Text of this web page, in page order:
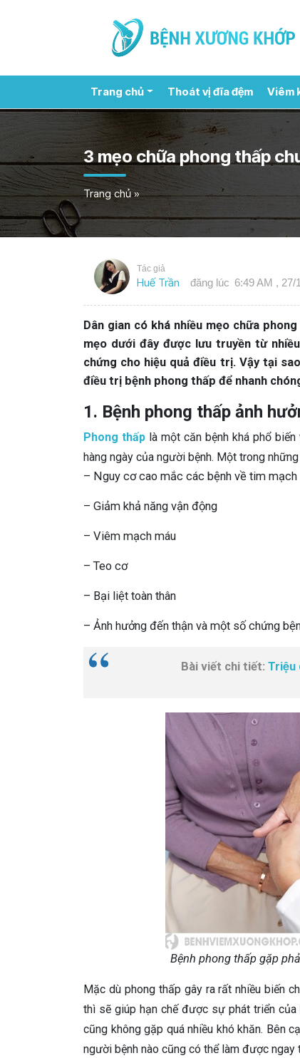
Trang chủ Thoát vị đĩa đệm Viêm
3 mẹo chữa phong thấp
Trang chủ»
Tác giả
Huế Trần đăng lúc 6:49 AM , 27/
Dân gian có khá nhiều mẹo chữa
mẹo dưới đây được lưu truyền từ
chứng cho hiệu quả điều trị. Vậy tại
điều trị bệnh phong thấp để nhanh
1. Bệnh phong thấp ảnh
Phong thấp là một căn bệnh khá phổ
hàng ngày của người bệnh. Một trong
– Nguy cơ cao mắc các bệnh về tim mạch
– Giảm khả năng vận động
– Viêm mạch máu
– Teo cơ
– Bại liệt toàn thân
– Ảnh hưởng đến thận và một số chứng
Bài viết chi tiết: Triệu
Bệnh phong thấp gặp
Mặc dù phong thấp gây ra rất nhiều biến
thì sẽ giúp hạn chế được sự phát triển
cũng không gặp quá nhiều khó khăn. Bên
người bệnh nào cũng có thể làm được